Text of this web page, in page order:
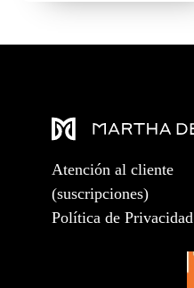
Atención al cliente
(suscripciones)
Política de Privacidad